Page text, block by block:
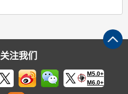
关注我们
M5.0+
M6.0+